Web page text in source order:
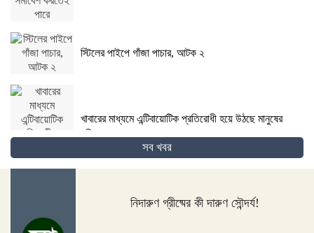
স্টিলের পাইপে গাঁজা পাচার, আটক ২
খাবারের মাধ্যমে এন্টিবায়োটিক প্রতিরোধী হয়ে উঠছে মানুষের
শরীর
সিমটেক্স ইন্ডাস্ট্রিজের বিরুদ্ধে অর্থপাচারের অভিযোগ
সব খবর
নিদারুণ গ্রীষ্মের কী দারুণ সৌন্দর্য!